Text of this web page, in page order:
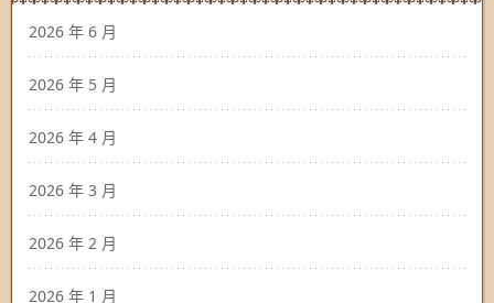
2026 年 6 月
2026 年 5 月
2026 年 4 月
2026 年 3 月
2026 年 2 月
2026 年 1 月